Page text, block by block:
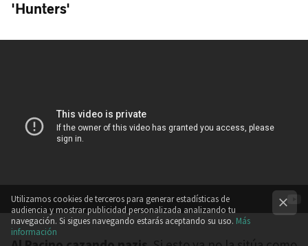
'Hunters'
Utilizamos cookies de terceros para generar estadísticas de
audiencia y mostrar publicidad personalizada analizando tu
navegación. Si sigues navegando estarás aceptando su uso. Más
información